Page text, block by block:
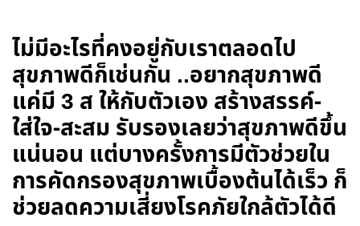
ไม่มีอะไรที่คงอยู่กับเราตลอดไป
สุขภาพดีก็เช่นกัน ..อยากสุขภาพดี
แค่มี 3 ส ให้กับตัวเอง สร้างสรรค์-
ใส่ใจ-สะสม รับรองเลยว่าสุขภาพดีขึ้น
แน่นอน แต่บางครั้งการมีตัวช่วยใน
การคัดกรองสุขภาพเบื้องต้นได้เร็ว ก็
ช่วยลดความเสี่ยงโรคภัยใกล้ตัวได้ดี